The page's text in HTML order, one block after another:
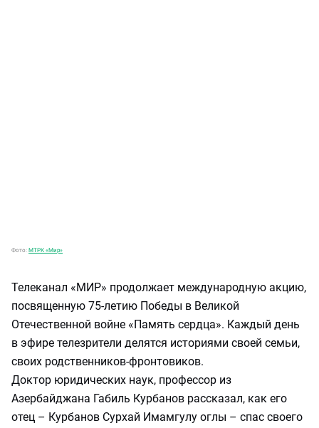
Фото: МТРК «Мир»
Телеканал «МИР» продолжает международную акцию,
посвященную 75-летию Победы в Великой
Отечественной войне «Память сердца». Каждый день
в эфире телезрители делятся историями своей семьи,
своих родственников-фронтовиков.
Доктор юридических наук, профессор из
Азербайджана Габиль Курбанов рассказал, как его
отец – Курбанов Сурхай Имамгулу оглы – спас своего